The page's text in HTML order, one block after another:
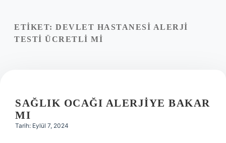
Yasal Uyarı
ETIKET: DEVLET HASTANESI ALERJI
TESTI ÜCRETLI MI
SAĞLIK OCAĞI ALERJIYE BAKAR
MI
Tarih: Eylül 7, 2024